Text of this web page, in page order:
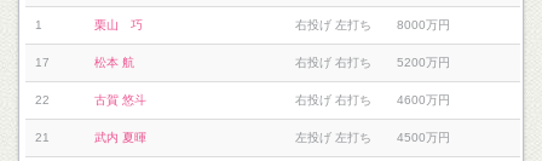
1 栗山 巧 右投げ 左打ち 8000万円
17 松本 航 右投げ 右打ち 5200万円
22 古賀 悠斗 右投げ 右打ち 4600万円
21 武内 夏暉 左投げ 左打ち 4500万円